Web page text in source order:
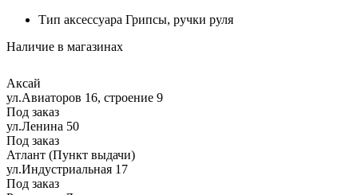
Тип аксессуара Грипсы, ручки руля
Наличие в магазинах
Аксай
ул.Авиаторов 16, строение 9
Под заказ
ул.Ленина 50
Под заказ
Атлант (Пункт выдачи)
ул.Индустриальная 17
Под заказ